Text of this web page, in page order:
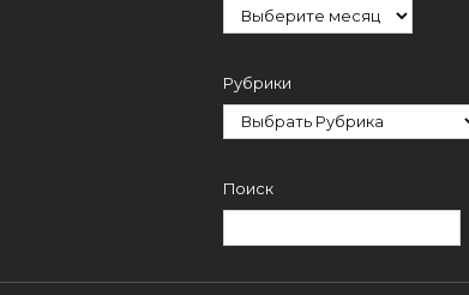
Рубрики
Поиск